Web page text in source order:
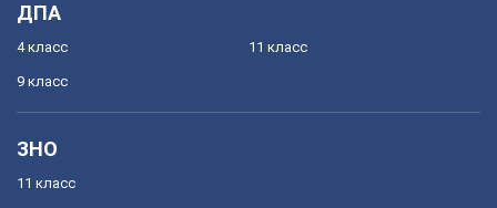
ДПА
4 класс
9 класс
11 класс
ЗНО
11 класс